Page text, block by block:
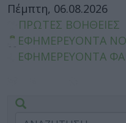
Πέμπτη, 06.08.2026
ΠΡΩΤΕΣ ΒΟΗΘΕΙΕΣ
ΕΦΗΜΕΡΕΥΟΝΤΑ
ΕΦΗΜΕΡΕΥΟΝΤΑ